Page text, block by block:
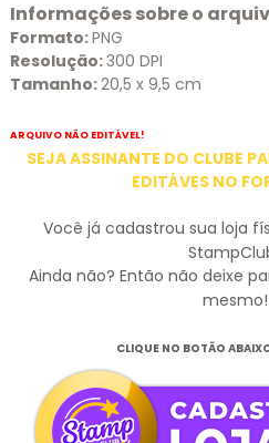
Informações sobre o
Formato:PNG
Resolução:300 DPI
Tamanho:20,5 x 9,5 cm
ARQUIVO NÃO EDITÁVEL!
SEJA ASSINANTE DO CLUBE
EDITÁVES NO
Você já cadastrou sua loja
Ainda não? Então não deixe
mesmo!
CLIQUE NO BOTÃO